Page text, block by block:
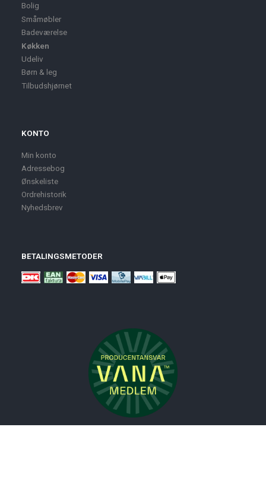
Bolig
Småmøbler
Badeværelse
Køkken
Udeliv
Børn & leg
Tilbudshjørnet
KONTO
Min konto
Adressebog
Ønskeliste
Ordrehistorik
Nyhedsbrev
BETALINGSMETODER